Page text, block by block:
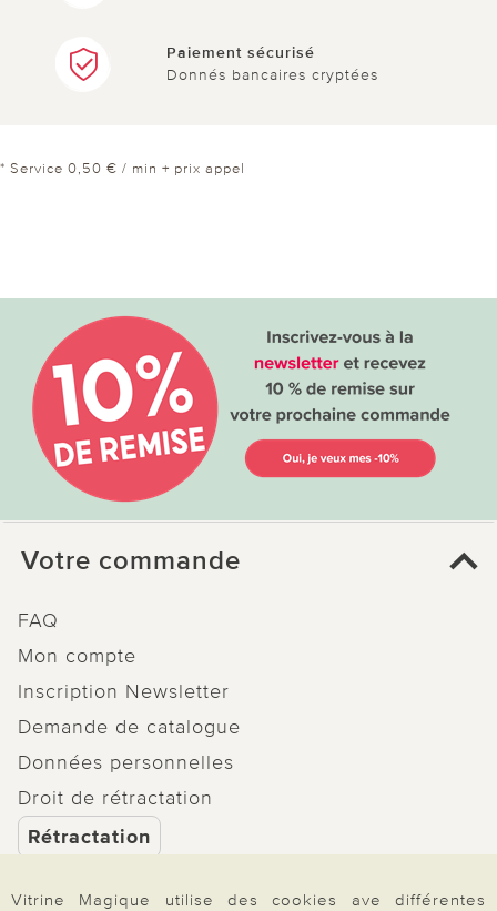
Paiement sécurisé
Donnés bancaires cryptées
* Service 0,50 € / min + prix appel
Votre commande
FAQ
Mon compte
Inscription Newsletter
Demande de catalogue
Données personnelles
Droit de rétractation
Rétractation
Vitrine Magique utilise des cookies ave différentes